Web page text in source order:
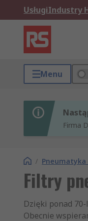
UsługiIndustry
Menu
Firma
/
Filtry
Dzięki ponad
Obecnie